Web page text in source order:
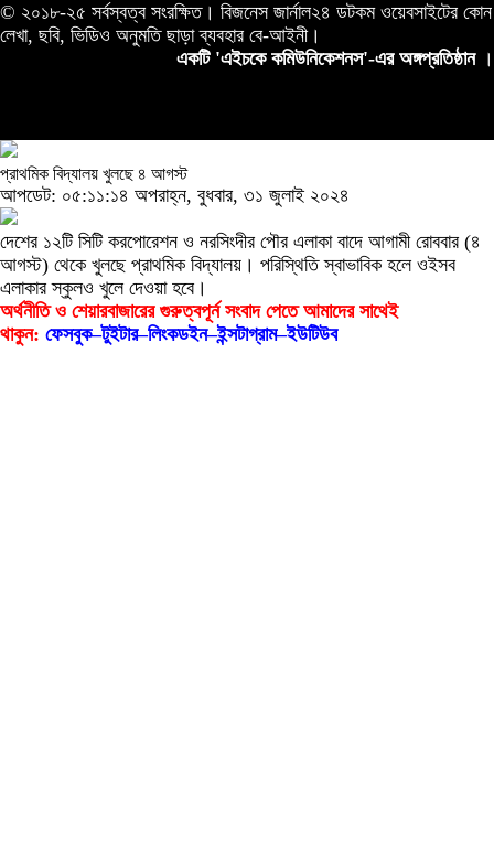
© ২০১৮-২৫ সর্বস্বত্ব সংরক্ষিত। বিজনেস জার্নাল২৪ ডটকম ওয়েবসাইটের কোন
লেখা, ছবি, ভিডিও অনুমতি ছাড়া ব্যবহার বে-আইনী।
একটি 'এইচকে কমিউনিকেশনস'-এর অঙ্গপ্রতিষ্ঠান ।
প্রাথমিক বিদ্যালয় খুলছে ৪ আগস্ট
আপডেট: ০৫:১১:১৪ অপরাহ্ন, বুধবার, ৩১ জুলাই ২০২৪
দেশের ১২টি সিটি করপোরেশন ও নরসিংদীর পৌর এলাকা বাদে আগামী রোববার (৪
আগস্ট) থেকে খুলছে প্রাথমিক বিদ্যালয়।‌ পরিস্থিতি স্বাভাবিক হলে ওইসব
এলাকার স্কুলও খুলে দেওয়া হবে।
অর্থনীতি ও শেয়ারবাজারের গুরুত্বপূর্ন সংবাদ পেতে আমাদের সাথেই
থাকুন: ফেসবুক–টুইটার–লিংকডইন–ইন্সটাগ্রাম–ইউটিউব